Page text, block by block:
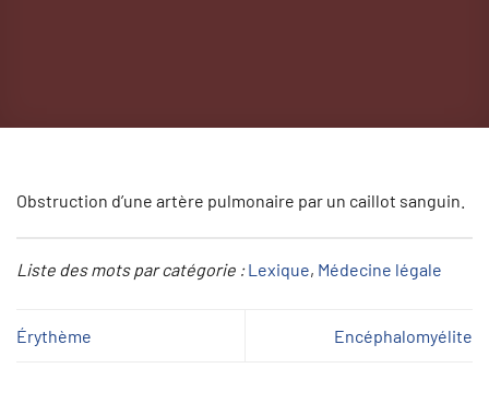
Obstruction d’une artère pulmonaire par un caillot sanguin.
Liste des mots par catégorie : Lexique, Médecine légale
Érythème Encéphalomyélite